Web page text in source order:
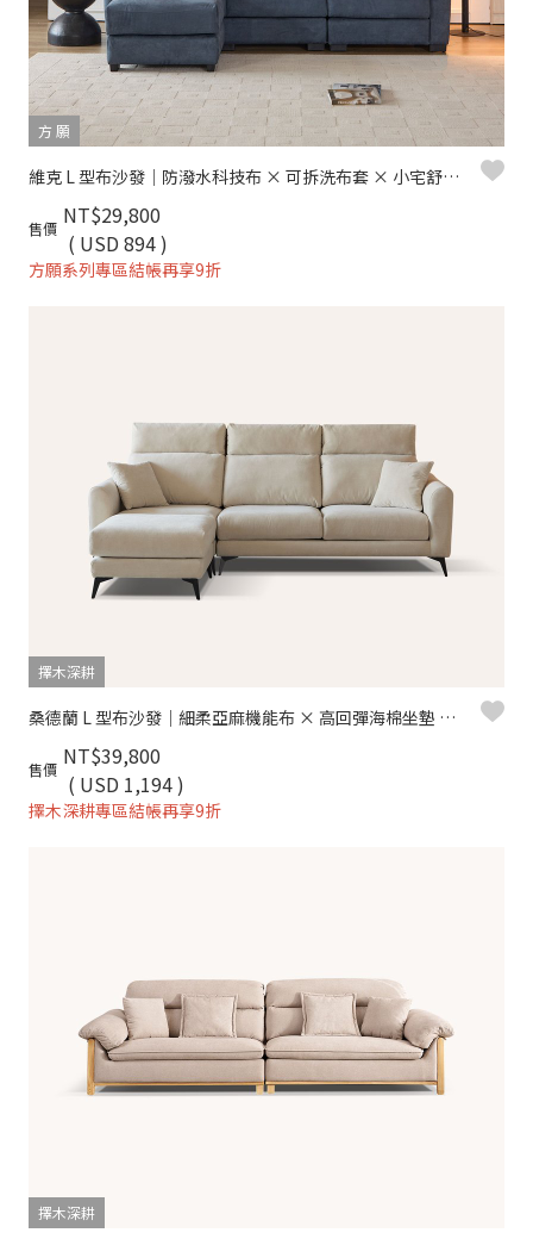
方 願
維克 L 型布沙發｜防潑水科技布 × 可拆洗布套 × 小宅舒適推薦 – 方願系列
售價 NT$29,800
( USD 894 )
方願系列專區結帳再享9折
擇木深耕
桑德蘭 L 型布沙發｜細柔亞麻機能布 × 高回彈海棉坐墊 × 十年骨架保固 – 擇木深耕系列
售價 NT$39,800
( USD 1,194 )
擇木深耕專區結帳再享9折
擇木深耕